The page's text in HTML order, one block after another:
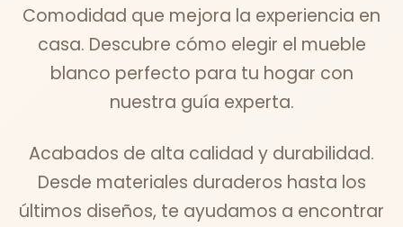
Comodidad que mejora la experiencia en
casa. Descubre cómo elegir el mueble
blanco perfecto para tu hogar con
nuestra guía experta.
Acabados de alta calidad y durabilidad.
Desde materiales duraderos hasta los
últimos diseños, te ayudamos a encontrar